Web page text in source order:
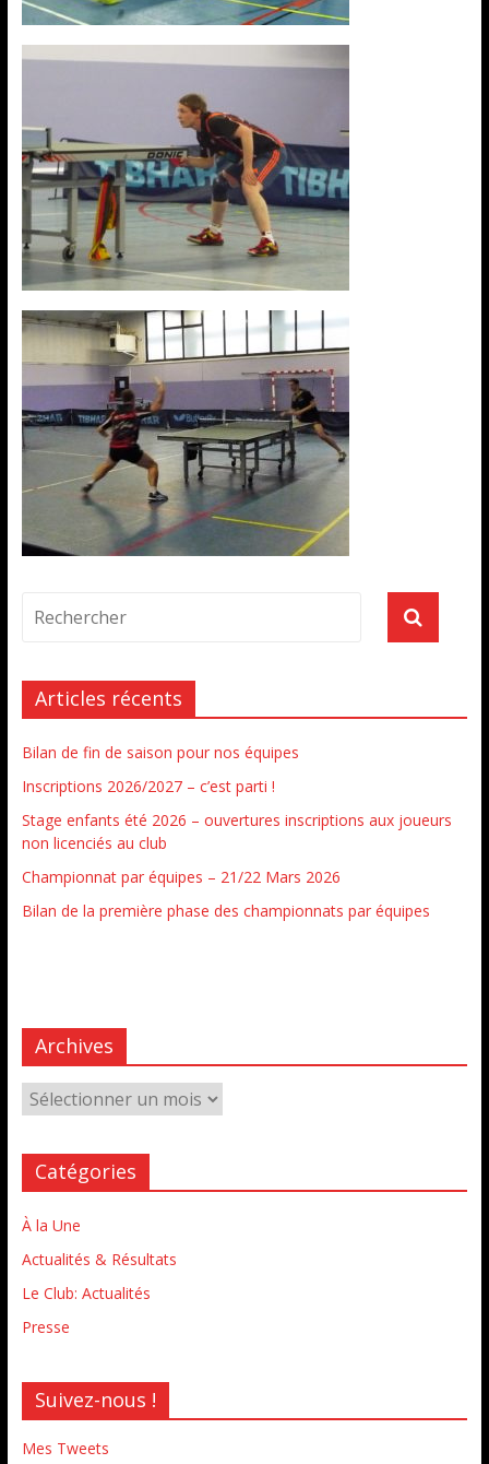
Articles récents
Bilan de fin de saison pour nos équipes
Inscriptions 2026/2027 – c’est parti !
Stage enfants été 2026 – ouvertures inscriptions aux joueurs
non licenciés au club
Championnat par équipes – 21/22 Mars 2026
Bilan de la première phase des championnats par équipes
Archives
Catégories
À la Une
Actualités & Résultats
Le Club: Actualités
Presse
Suivez-nous !
Mes Tweets